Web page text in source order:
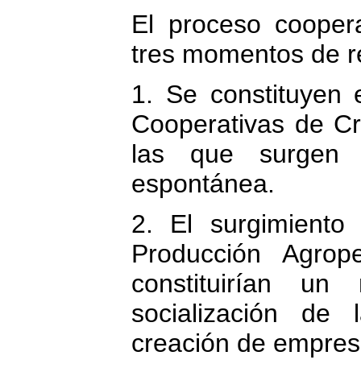
El proceso
tres momentos de
1. Se constituyen
Cooperativas de
las que surgen
espontánea.
2. El surgimiento
Producción
constituirían
socialización
creación de